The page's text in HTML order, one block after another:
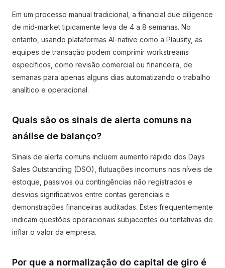
Em um processo manual tradicional, a financial due diligence
de mid-market tipicamente leva de 4 a 8 semanas. No
entanto, usando plataformas AI-native como a Plausity, as
equipes de transação podem comprimir workstreams
específicos, como revisão comercial ou financeira, de
semanas para apenas alguns dias automatizando o trabalho
analítico e operacional.
Quais são os sinais de alerta comuns na
análise de balanço?
Sinais de alerta comuns incluem aumento rápido dos Days
Sales Outstanding (DSO), flutuações incomuns nos níveis de
estoque, passivos ou contingências não registrados e
desvios significativos entre contas gerenciais e
demonstrações financeiras auditadas. Estes frequentemente
indicam questões operacionais subjacentes ou tentativas de
inflar o valor da empresa.
Por que a normalização do capital de giro é